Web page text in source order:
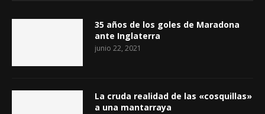
35 años de los goles de Maradona
ante Inglaterra
junio 22, 2021
La cruda realidad de las «cosquillas»
a una mantarraya